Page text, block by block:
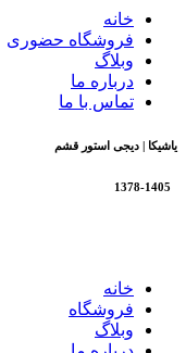
خانه
فروشگاه حضوری
وبلاگ
درباره ما
تماس با ما
یاشیکا | دیجی استور قشم
خانه
فروشگاه
وبلاگ